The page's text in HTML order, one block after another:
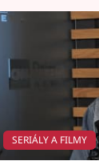
SERIÁLY A FILMY